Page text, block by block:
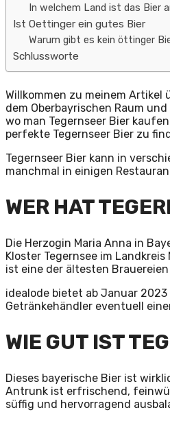
In welchem Land ist das Bier
Ist Oettinger ein gutes Bier
Warum gibt es kein öttinger
Schlussworte
Willkommen zu meinem Artikel
dem Oberbayrischen Raum
wo man Tegernseer Bier
perfekte Tegernseer Bier zu
Tegernseer Bier kann in
manchmal in einigen
WER HAT
Die Herzogin Maria Anna in
Kloster Tegernsee im
ist eine der ältesten
idealode bietet ab Januar 2023
Getränkehändler eventuell
WIE GUT IST
Dieses bayerische Bier ist
Antrunk ist erfrischend,
süffig und hervorragend